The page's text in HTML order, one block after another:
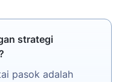
strategi
strategi
pasok adalah